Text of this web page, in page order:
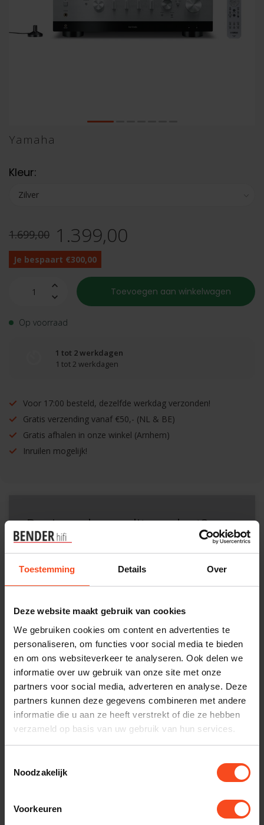
Toestemming Details Over
Deze website maakt gebruik van cookies
We gebruiken cookies om content en advertenties te
personaliseren, om functies voor social media te bieden
en om ons websiteverkeer te analyseren. Ook delen we
informatie over uw gebruik van onze site met onze
partners voor social media, adverteren en analyse. Deze
partners kunnen deze gegevens combineren met andere
informatie die u aan ze heeft verstrekt of die ze hebben
verzameld op basis van uw gebruik van hun services.
Noodzakelijk
Voorkeuren
Yamaha
Kleur:
1.699,00 1.399,00
Je bespaart €300,00
Toevoegen aan winkelwagen
Op voorraad
1 tot 2 werkdagen
1 tot 2 werkdagen
Voor 17:00 besteld, dezelfde werkdag verzonden!
Gratis verzending vanaf €50,- (NL & BE)
Gratis afhalen in onze winkel (Arnhem)
Inruilen mogelijk!
Benieuwd naar dit product?
Plan kosteloos een luisterafspraak. Of heb je hulp
nodig bij je bestelling? Neem contact op met onze
klantenservice.
Interesse in product
Productomschrijving
Reviews
Gerelateerde producten
Quad Vena 2 Play €1.099,00